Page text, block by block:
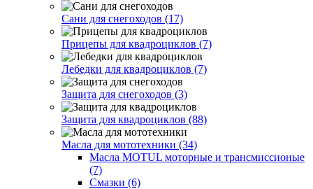
Сани для снегоходов (17)
Прицепы для квадроциклов (7)
Лебедки для квадроциклов (7)
Защита для снегоходов (3)
Защита для квадроциклов (88)
Масла для мототехники (34)
Масла MOTUL моторные и трансмиссионые
(7)
Смазки (6)